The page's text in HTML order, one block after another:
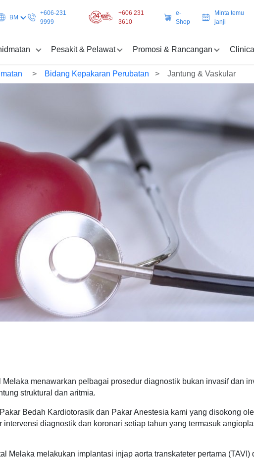
BM
+606-231
9999
+606 231
3610
e-
Shop
Minta temu
janji
Pesakit & Pelawat Promosi & Rancangan
Bidang Kepakaran Perubatan Jantung & Vaskular
menawarkan pelbagai prosedur diagnostik bukan invasif dan
struktural dan aritmia.
Bedah Kardiotorasik dan Pakar Anestesia kami yang disokong
diagnostik dan koronari setiap tahun yang termasuk
Melaka melakukan implantasi injap aorta transkateter pertama